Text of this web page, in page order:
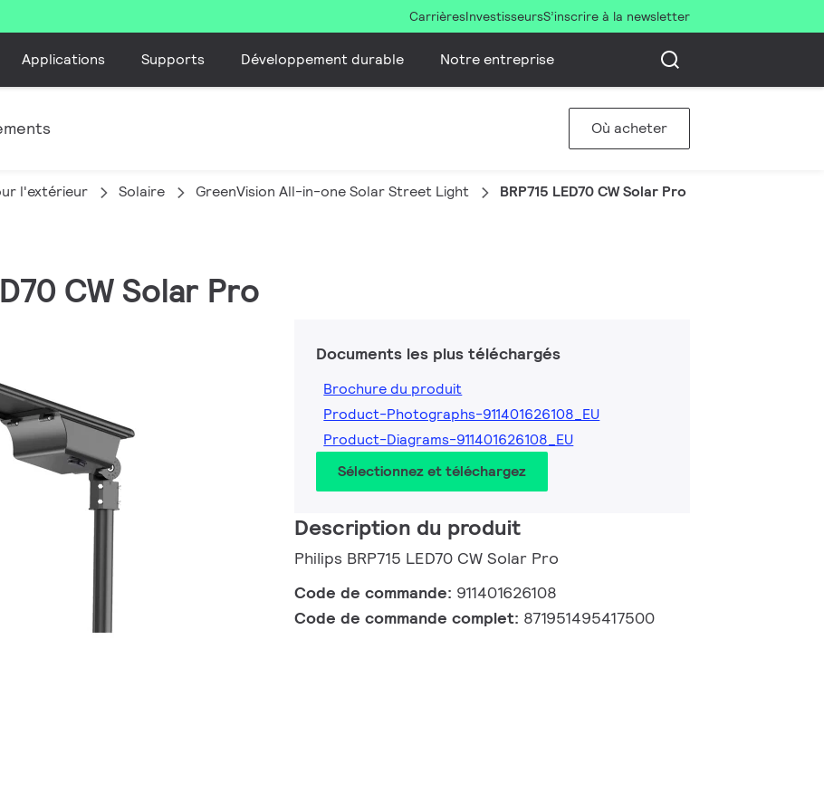
CarrièresInvestisseursS’inscrire à la newsletter
Applications Supports Développement durable Notre entreprise
Où acheter
l'extérieur Solaire GreenVision All-in-one Solar Street Light BRP715 LED70 CW Solar Pro
CW Solar Pro
Documents les plus téléchargés
Brochure du produit
Product-Photographs-911401626108_EU
Product-Diagrams-911401626108_EU
Sélectionnez et téléchargez
Description du produit
Philips BRP715 LED70 CW Solar Pro
Code de commande: 911401626108
Code de commande complet: 871951495417500